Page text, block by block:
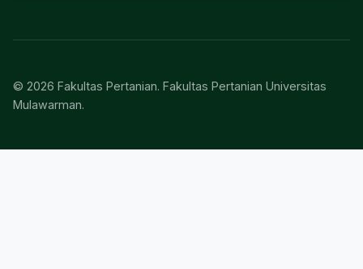
© 2026 Fakultas Pertanian. Fakultas Pertanian Universitas
Mulawarman.